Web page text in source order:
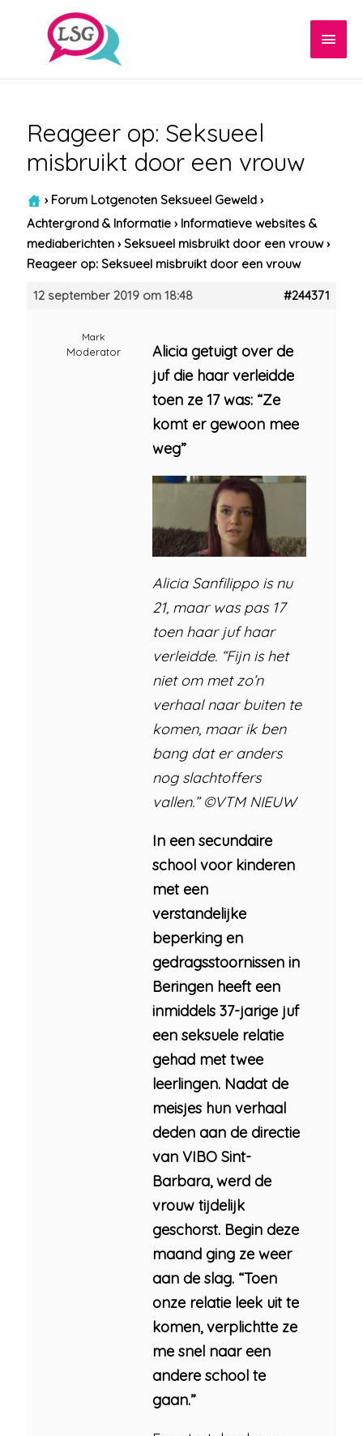
Reageer op: Seksueel
misbruikt door een vrouw
› Forum Lotgenoten Seksueel Geweld ›
Achtergrond & Informatie › Informatieve websites &
mediaberichten › Seksueel misbruikt door een vrouw ›
Reageer op: Seksueel misbruikt door een vrouw
12 september 2019 om 18:48 #244371
Mark
Moderator
Alicia getuigt over de
juf die haar verleidde
toen ze 17 was: “Ze
komt er gewoon mee
weg”
Alicia Sanfilippo is nu
21, maar was pas 17
toen haar juf haar
verleidde. “Fijn is het
niet om met zo’n
verhaal naar buiten te
komen, maar ik ben
bang dat er anders
nog slachtoffers
vallen.” ©VTM NIEUW
In een secundaire
school voor kinderen
met een
verstandelijke
beperking en
gedragsstoornissen in
Beringen heeft een
inmiddels 37-jarige juf
een seksuele relatie
gehad met twee
leerlingen. Nadat de
meisjes hun verhaal
deden aan de directie
van VIBO Sint-
Barbara, werd de
vrouw tijdelijk
geschorst. Begin deze
maand ging ze weer
aan de slag. “Toen
onze relatie leek uit te
komen, verplichtte ze
me snel naar een
andere school te
gaan.”